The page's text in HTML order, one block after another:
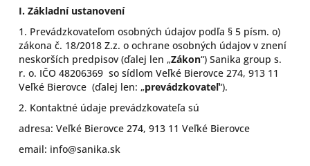
I.Základní ustanovení
1. Prevádzkovateľom osobných údajov podľa § 5 písm. o)
zákona č. 18/2018 Z.z. o ochrane osobných údajov v znení
neskorších predpisov (ďalej len „Zákon“) Sanika group s.
r. o. IČO 48206369 so sídlom Veľké Bierovce 274, 913 11
Veľké Bierovce (ďalej len: „prevádzkovateľ“).
2. Kontaktné údaje prevádzkovateľa sú
adresa: Veľké Bierovce 274, 913 11 Veľké Bierovce
email: info@sanika.sk